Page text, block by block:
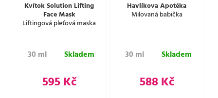
Kvítok Solution Lifting
Face Mask
Liftingová pleťová maska
30 ml Skladem
595 Kč
Havlíkova Apotéka
Milovaná babička
30 ml Skladem
588 Kč